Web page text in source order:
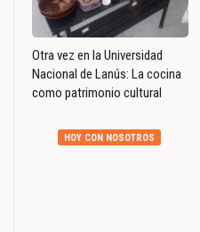
Otra vez en la Universidad
Nacional de Lanús: La cocina
como patrimonio cultural
HOY CON NOSOTROS